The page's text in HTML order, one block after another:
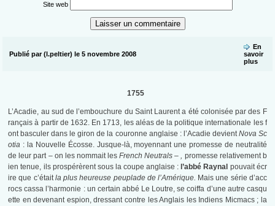
Site web
Publié par (l.peltier) le 5 novembre 2008
En
savoir
plus
1755
L’Acadie, au sud de l’embouchure du Saint Laurent a été colonisée par des F
rançais à partir de 1632. En 1713, les aléas de la politique internationale les f
ont basculer dans le giron de la couronne anglaise : l’Acadie devientNova Sc
otia : la Nouvelle Écosse. Jusque-là, moyennant une promesse de neutralité
de leur part – on les nommait lesFrench Neutrals – , promesse relativement b
ien tenue, ils prospérèrent sous la coupe anglaise : l’abbé Raynal pouvait écr
ire que c’étaitla plus heureuse peuplade de l’Amérique. Mais une série d’acc
rocs cassa l’harmonie : un certain abbé Le Loutre, se coiffa d’une autre casqu
ette en devenant espion, dressant contre les Anglais les Indiens Micmacs ; la